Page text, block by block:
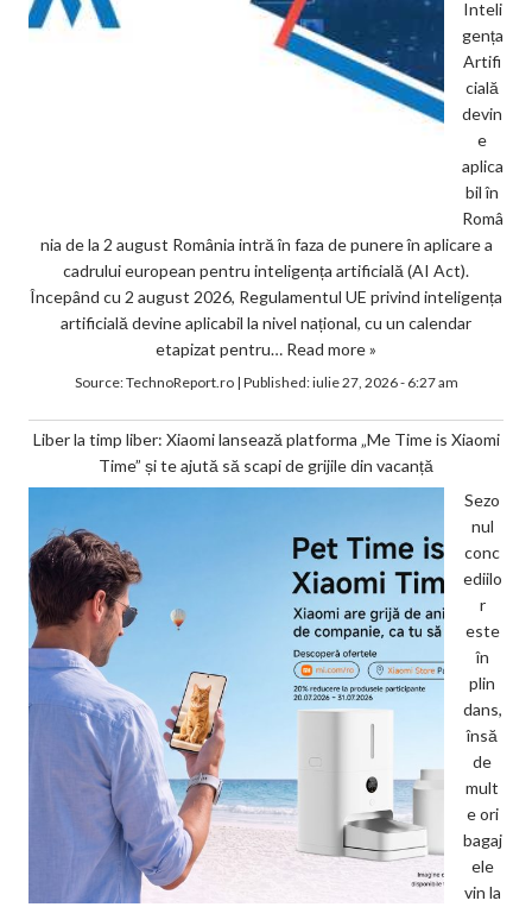
Inteli
gența
Artifi
cială
devin
e
aplica
bil în
Româ
nia de la 2 august România intră în faza de punere în aplicare a
cadrului european pentru inteligența artificială (AI Act).
Începând cu 2 august 2026, Regulamentul UE privind inteligența
artificială devine aplicabil la nivel național, cu un calendar
etapizat pentru… Read more »
Source:TechnoReport.ro| Published:iulie 27, 2026 - 6:27 am
Liber la timp liber: Xiaomi lansează platforma „Me Time is Xiaomi
Time” și te ajută să scapi de grijile din vacanță
Sezo
nul
conc
ediilo
r
este
în
plin
dans,
însă
de
mult
e ori
bagaj
ele
vin la